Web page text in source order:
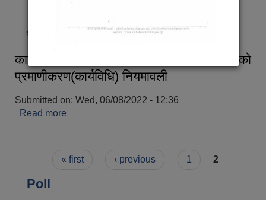
संक्षित परिचय
कार्यपालिकाको निर्णय वा आदेश र अधिकारपत्रको
प्रमाणीकरण(कार्यविधि) नियमावली
Submitted on: Wed, 06/08/2022 - 12:36
Read more
Pages« first ‹ previous 1 2
Poll